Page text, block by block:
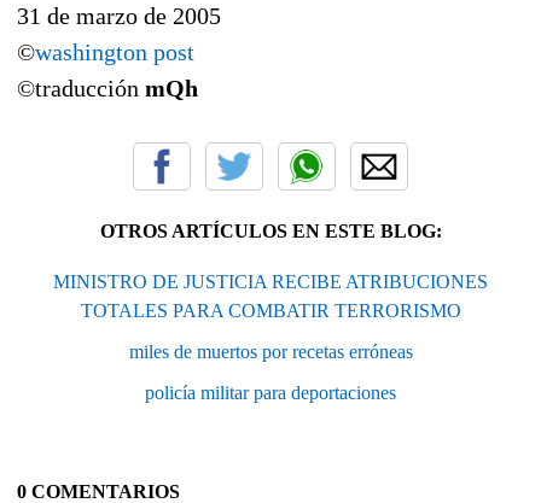
31 de marzo de 2005
©washington post
©traducción mQh
OTROS ARTÍCULOS EN ESTE BLOG:
MINISTRO DE JUSTICIA RECIBE ATRIBUCIONES
TOTALES PARA COMBATIR TERRORISMO
miles de muertos por recetas erróneas
policía militar para deportaciones
0 COMENTARIOS